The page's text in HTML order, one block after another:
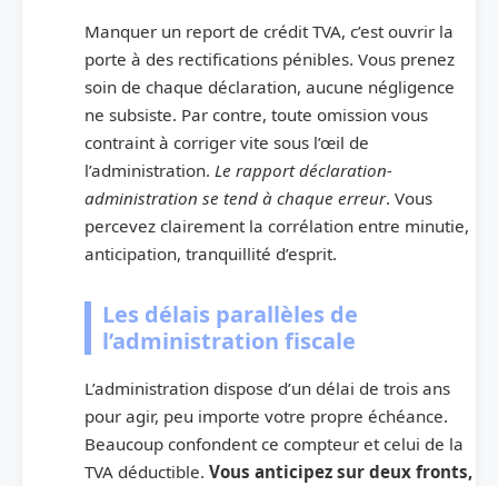
Manquer un report de crédit TVA, c’est ouvrir la
porte à des rectifications pénibles. Vous prenez
soin de chaque déclaration, aucune négligence
ne subsiste. Par contre, toute omission vous
contraint à corriger vite sous l’œil de
l’administration. Le rapport déclaration-
administration se tend à chaque erreur. Vous
percevez clairement la corrélation entre minutie,
anticipation, tranquillité d’esprit.
Les délais parallèles de
l’administration fiscale
L’administration dispose d’un délai de trois ans
pour agir, peu importe votre propre échéance.
Beaucoup confondent ce compteur et celui de la
TVA déductible. Vous anticipez sur deux fronts,